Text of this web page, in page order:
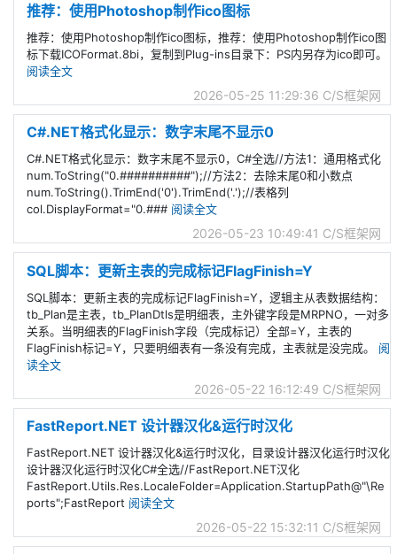
推荐：使用Photoshop制作ico图标
推荐：使用Photoshop制作ico图标，推荐：使用Photoshop制作ico图
标下载ICOFormat.8bi，复制到Plug-ins目录下：PS内另存为ico即可。
阅读全文
2026-05-25 11:29:36 C/S框架网
C#.NET格式化显示：数字末尾不显示0
C#.NET格式化显示：数字末尾不显示0，C#全选//方法1：通用格式化
num.ToString("0.##########");//方法2：去除末尾0和小数点
num.ToString().TrimEnd('0').TrimEnd('.');//表格列
col.DisplayFormat="0.### 阅读全文
2026-05-23 10:49:41 C/S框架网
SQL脚本：更新主表的完成标记FlagFinish=Y
SQL脚本：更新主表的完成标记FlagFinish=Y，逻辑主从表数据结构：
tb_Plan是主表，tb_PlanDtls是明细表，主外键字段是MRPNO，一对多
关系。当明细表的FlagFinish字段（完成标记）全部=Y，主表的
FlagFinish标记=Y，只要明细表有一条没有完成，主表就是没完成。 阅
读全文
2026-05-22 16:12:49 C/S框架网
FastReport.NET 设计器汉化&运行时汉化
FastReport.NET 设计器汉化&运行时汉化，目录设计器汉化运行时汉化
设计器汉化运行时汉化C#全选//FastReport.NET汉化
FastReport.Utils.Res.LocaleFolder=Application.StartupPath@"\Re
ports";FastReport 阅读全文
2026-05-22 15:32:11 C/S框架网